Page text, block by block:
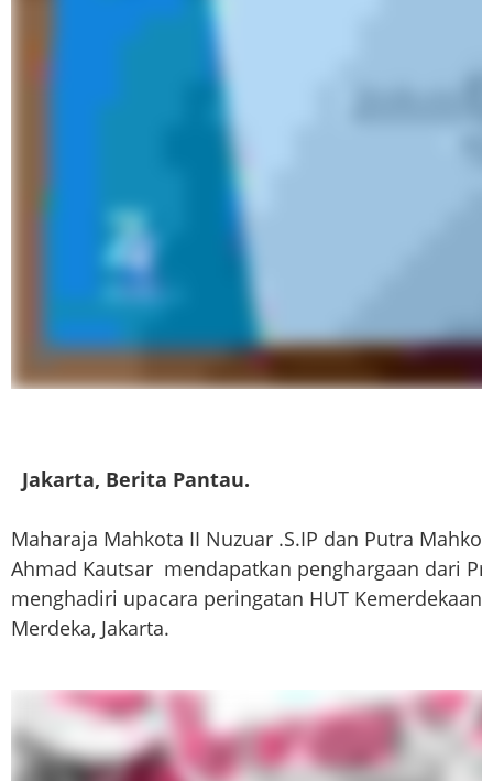
Jakarta, Berita Pantau.
Maharaja Mahkota II Nuzuar .S.IP dan Putra
Ahmad Kautsar  mendapatkan penghargaan dari
menghadiri upacara peringatan HUT Kemerdekaan
Merdeka, Jakarta.